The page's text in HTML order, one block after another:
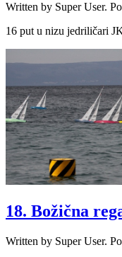
Written by Super User.
16 put u nizu jedriličari
18. Božična
Written by Super User.